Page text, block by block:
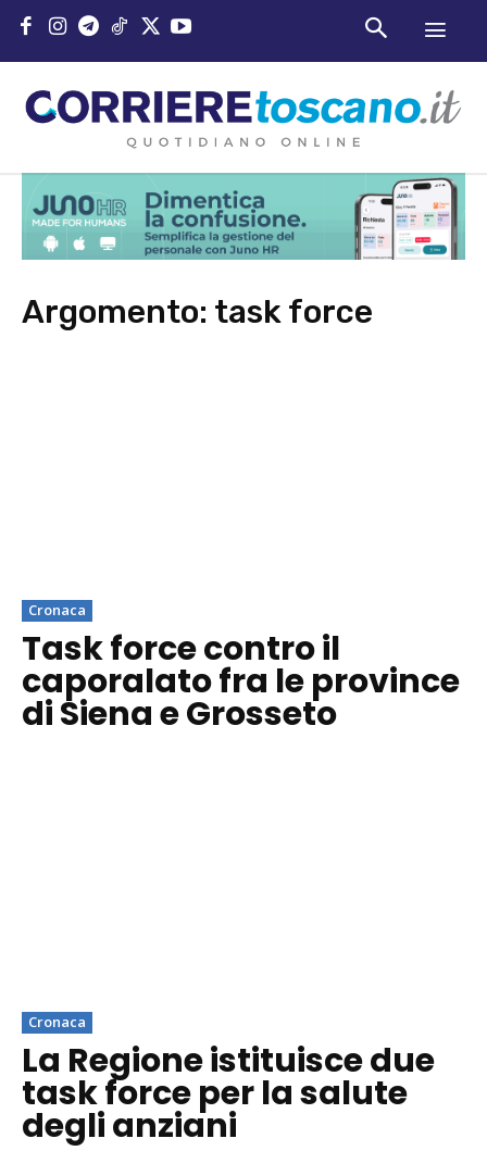
Argomento: task force
Cronaca
Task force contro il
caporalato fra le province
di Siena e Grosseto
Cronaca
La Regione istituisce due
task force per la salute
degli anziani